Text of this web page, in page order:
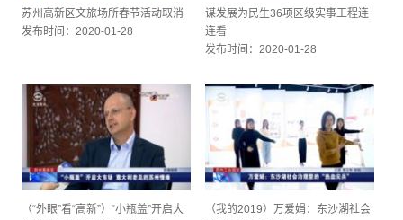
苏州高新区文旅场所春节活动取消
发布时间：2020-01-28
谋发展为民生36项区级实事工程连
连看
发布时间：2020-01-28
（“外眼”看“高新”）“小瓶盖”开启大
（我的2019）万爱娟：东沙湖社会